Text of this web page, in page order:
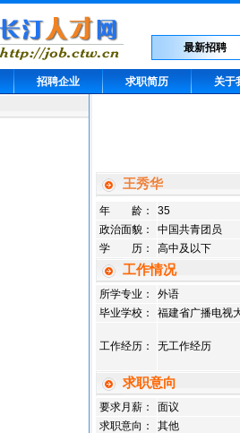
最新招聘
招聘企业 求职简历
关于
王秀华
年 龄：
35
政治面貌：
中国共青团员
学 历：
高中及以下
工作情况
所学专业：
外语
毕业学校：
福建省广播电视
工作经历： 无工作经历
求职意向
要求月薪：
面议
求职意向：
其他